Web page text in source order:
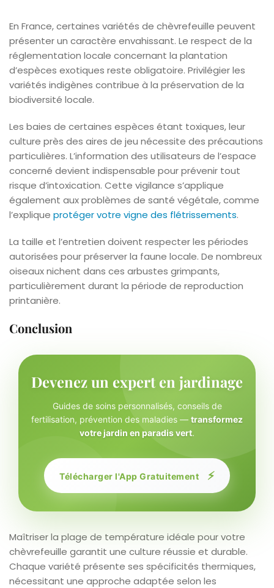
En France, certaines variétés de chèvrefeuille peuvent
présenter un caractère envahissant. Le respect de la
réglementation locale concernant la plantation
d’espèces exotiques reste obligatoire. Privilégier les
variétés indigènes contribue à la préservation de la
biodiversité locale.
Les baies de certaines espèces étant toxiques, leur
culture près des aires de jeu nécessite des précautions
particulières. L’information des utilisateurs de l’espace
concerné devient indispensable pour prévenir tout
risque d’intoxication. Cette vigilance s’applique
également aux problèmes de santé végétale, comme
l’explique protéger votre vigne des flétrissements.
La taille et l’entretien doivent respecter les périodes
autorisées pour préserver la faune locale. De nombreux
oiseaux nichent dans ces arbustes grimpants,
particulièrement durant la période de reproduction
printanière.
Conclusion
Devenez un expert en jardinage
Guides de soins personnalisés, conseils de
fertilisation, prévention des maladies — transformez
votre jardin en paradis vert.
Télécharger l'App Gratuitement ⚡
Maîtriser la plage de température idéale pour votre
chèvrefeuille garantit une culture réussie et durable.
Chaque variété présente ses spécificités thermiques,
nécessitant une approche adaptée selon les